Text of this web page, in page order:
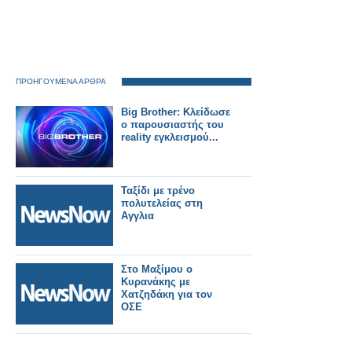
ΠΡΟΗΓΟΥΜΕΝΑ ΑΡΘΡΑ
Big Brother: Κλείδωσε
ο παρουσιαστής του
reality εγκλεισμού...
Ταξίδι με τρένο
πολυτελείας στη
Αγγλια
Στο Μαξίμου ο
Κυρανάκης με
Χατζηδάκη για τον
ΟΣΕ